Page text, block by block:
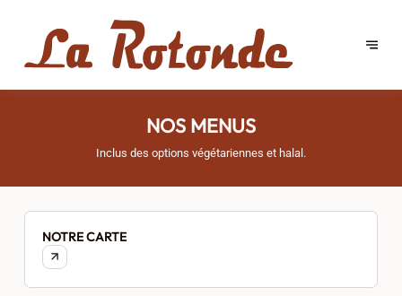
NOS MENUS
Inclus des options végétariennes et halal.
NOTRE CARTE